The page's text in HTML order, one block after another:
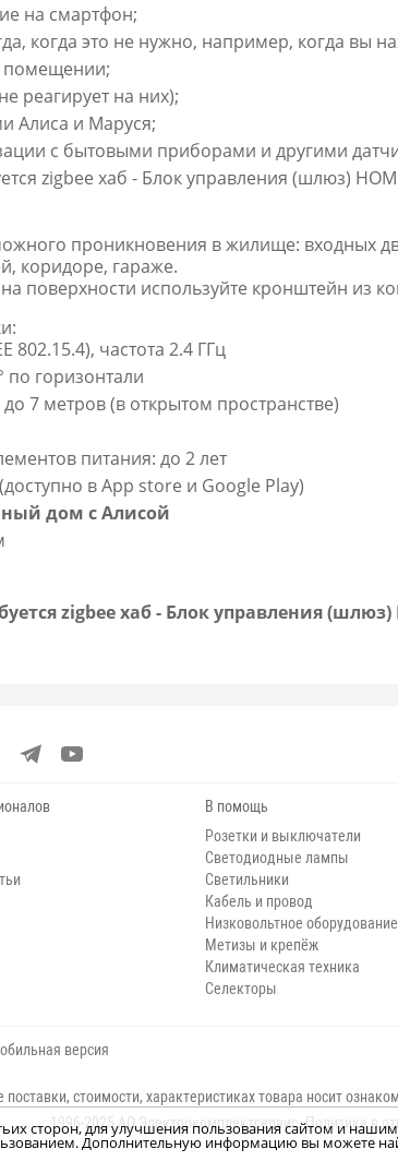
на смартфон;
когда это не нужно, например, когда вы
помещении;
реагирует на них);
Алиса и Маруся;
с бытовыми приборами и другими
zigbee хаб - Блок управления (шлюз)
проникновения в жилище: входных
коридоре, гараже.
поверхности используйте кронштейн из
802.15.4), частота 2.4 ГГц
по горизонтали
7 метров (в открытом пространстве)
питания: до 2 лет
(доступно в App store и Google Play)
дом с Алисой
zigbee хаб - Блок управления (шлюз)
сторон, для улучшения пользования сайтом и
Дополнительную информацию вы можете
В помощь
Розетки и выключатели
Светодиодные лампы
Светильники
Кабель и провод
Низковольтное оборудование
Метизы и крепёж
Климатическая техника
Селекторы
версия
стоимости, характеристиках товара носит
1996-2025 АО Электрокомплектсервис.Политика в